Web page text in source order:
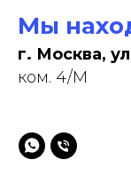
Мы
г. Москва,
ком. 4/М